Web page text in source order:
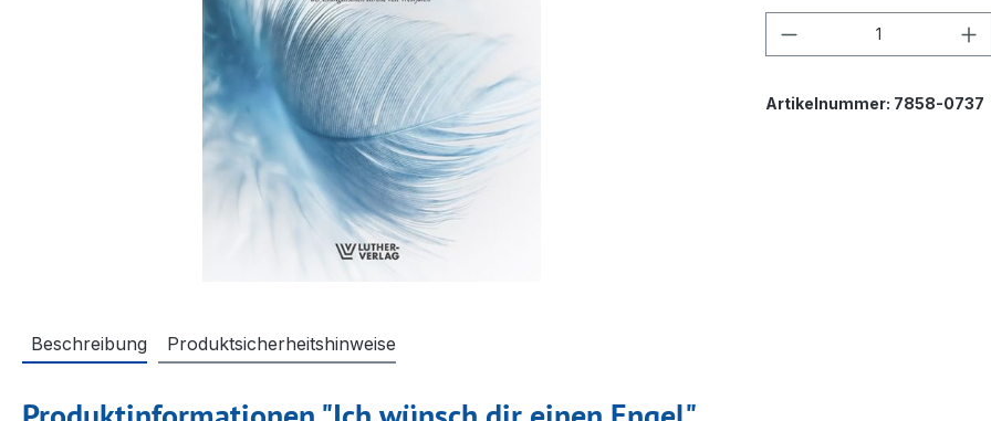
Produkt Anzahl:
Artikelnummer: 7858-0737
Beschreibung Produktsicherheitshinweise